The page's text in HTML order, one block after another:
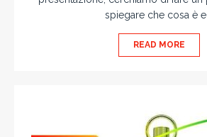
spiegare che cosa è
READ MORE